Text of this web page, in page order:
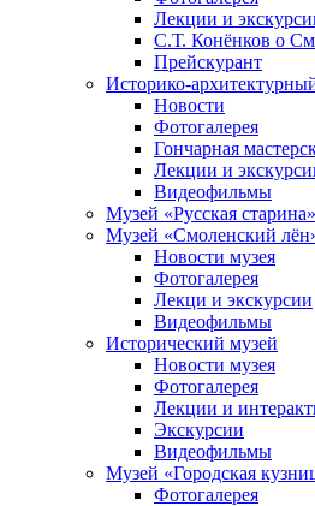
Лекции и
С.Т. Конёнков о
Прейскурант
Историко-
Новости
Фотогалерея
Гончарная
Лекции и
Видеофильмы
Музей «Русская старина»
Музей «Смоленский
Новости музея
Фотогалерея
Лекци и экскурсии
Видеофильмы
Исторический музей
Новости музея
Фотогалерея
Лекции и
Экскурсии
Видеофильмы
Музей «Городская
Фотогалерея